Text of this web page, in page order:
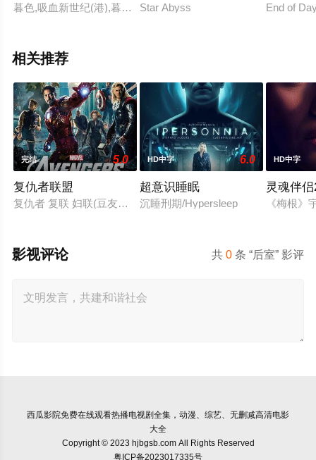
暮色,吸血新世纪(港),暮光之城：无惧的爱(台),暮光,晨光
Star Abyss End of
相关推荐
完结 5.0
复仇者联盟
复仇者 复联 妇联(豆友译名)
HD中字 6.0
超意识睡眠
沉睡刑期/Hypersleep
HD中字
灵魂伴
《梅根》
共0 条 “后室” 影评
影视评论
西瓜影院免费在线观看热播电视剧全集，动漫、综艺、无删减高清电影
大全
Copyright © 2023 hjbgsb.com All Rights Reserved
粤ICP备2023017335号